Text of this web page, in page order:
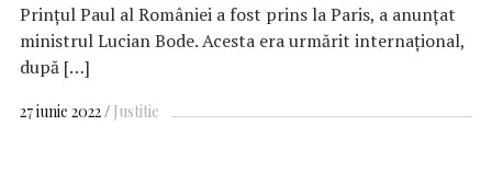
Prinţul Paul al României a fost prins la Paris, a anunțat
ministrul Lucian Bode. Acesta era urmărit internaţional,
după […]
27 iunie 2022 Justitie